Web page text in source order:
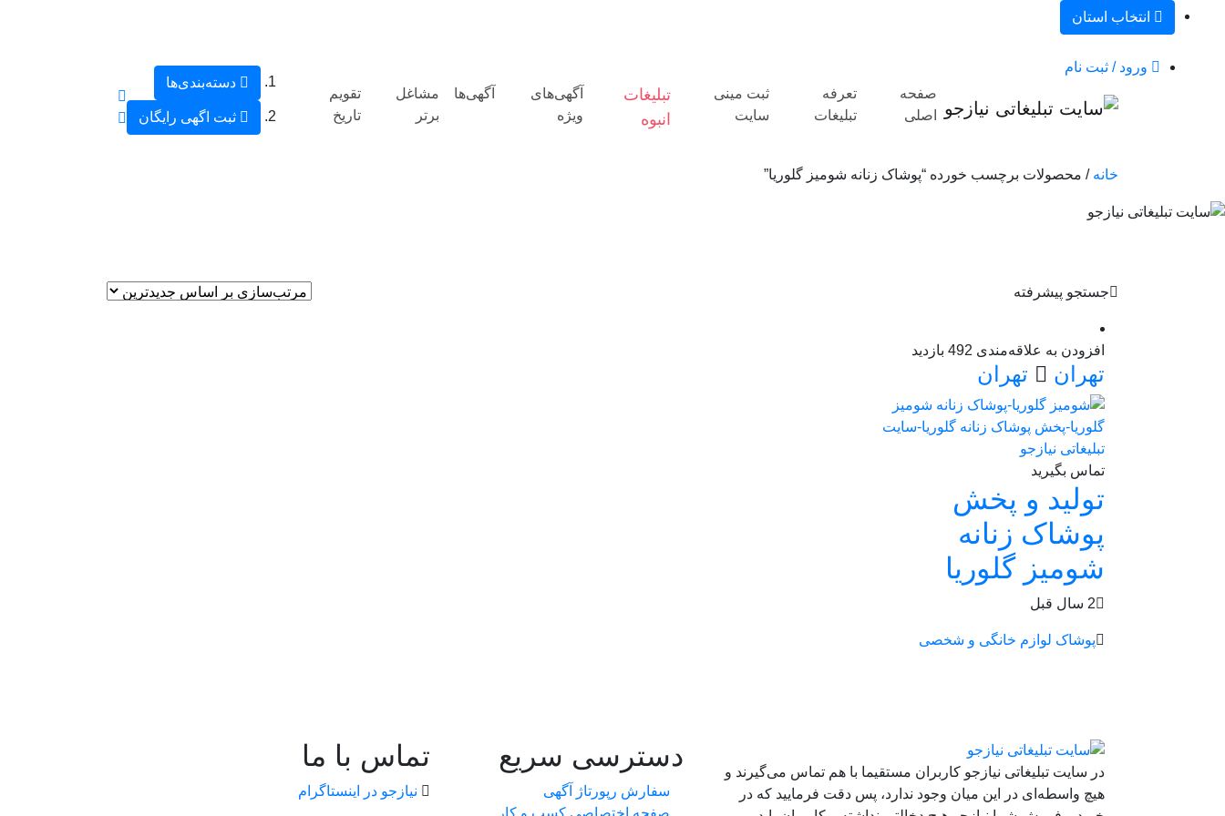
ورود / ثبت نام
صفحه
اصلی
تعرفه
تبلیغات
ثبت مینی
سایت
تبلیغات
انبوه
آگهی‌های
ویژه
آگهی‌ها
مشاغل
برتر
تقویم
تاریخ
دسته‌بندی‌ها
ثبت اگهی رایگان
خانه / محصولات برچسب خورده “پوشاک زنانه شومیز گلوریا”
جستجو پیشرفته
افزودن به علاقه‌مندی 492 بازدید
تهران تهران
تماس بگیرید
تولید و پخش
پوشاک زنانه
شومیز گلوریا
2 سال قبل
پوشاک لوازم خانگی و شخصی
در سایت تبلیغاتی نیازجو کاربران مستقیما با هم تماس می‌گیرند و
هیچ واسطه‌ای در این میان وجود ندارد، پس دقت فرمایید که در
دسترسی سریع
سفارش رپورتاژ آگهی
صفحه اختصاصی کسب و کار
تماس با ما
نیازجو در اینستاگرام